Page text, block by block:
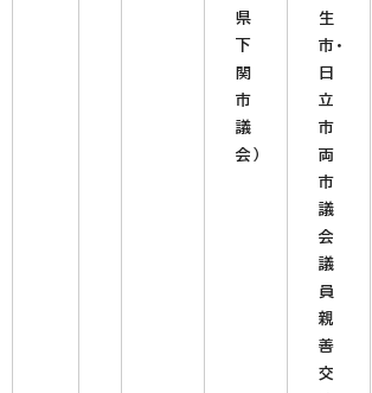
県
下
関
市
議
会）
生
市・
日
立
市
両
市
議
会
議
員
親
善
交